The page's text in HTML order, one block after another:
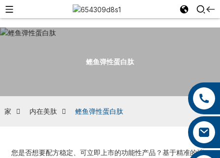
+86 13959222339
+86 0592 5599526
鲣鱼弹性蛋白肽
家 内在美肽 鲣鱼弹性蛋白肽
您是否想要配方稳定、可立即上市的功能性产品？基于精准的消